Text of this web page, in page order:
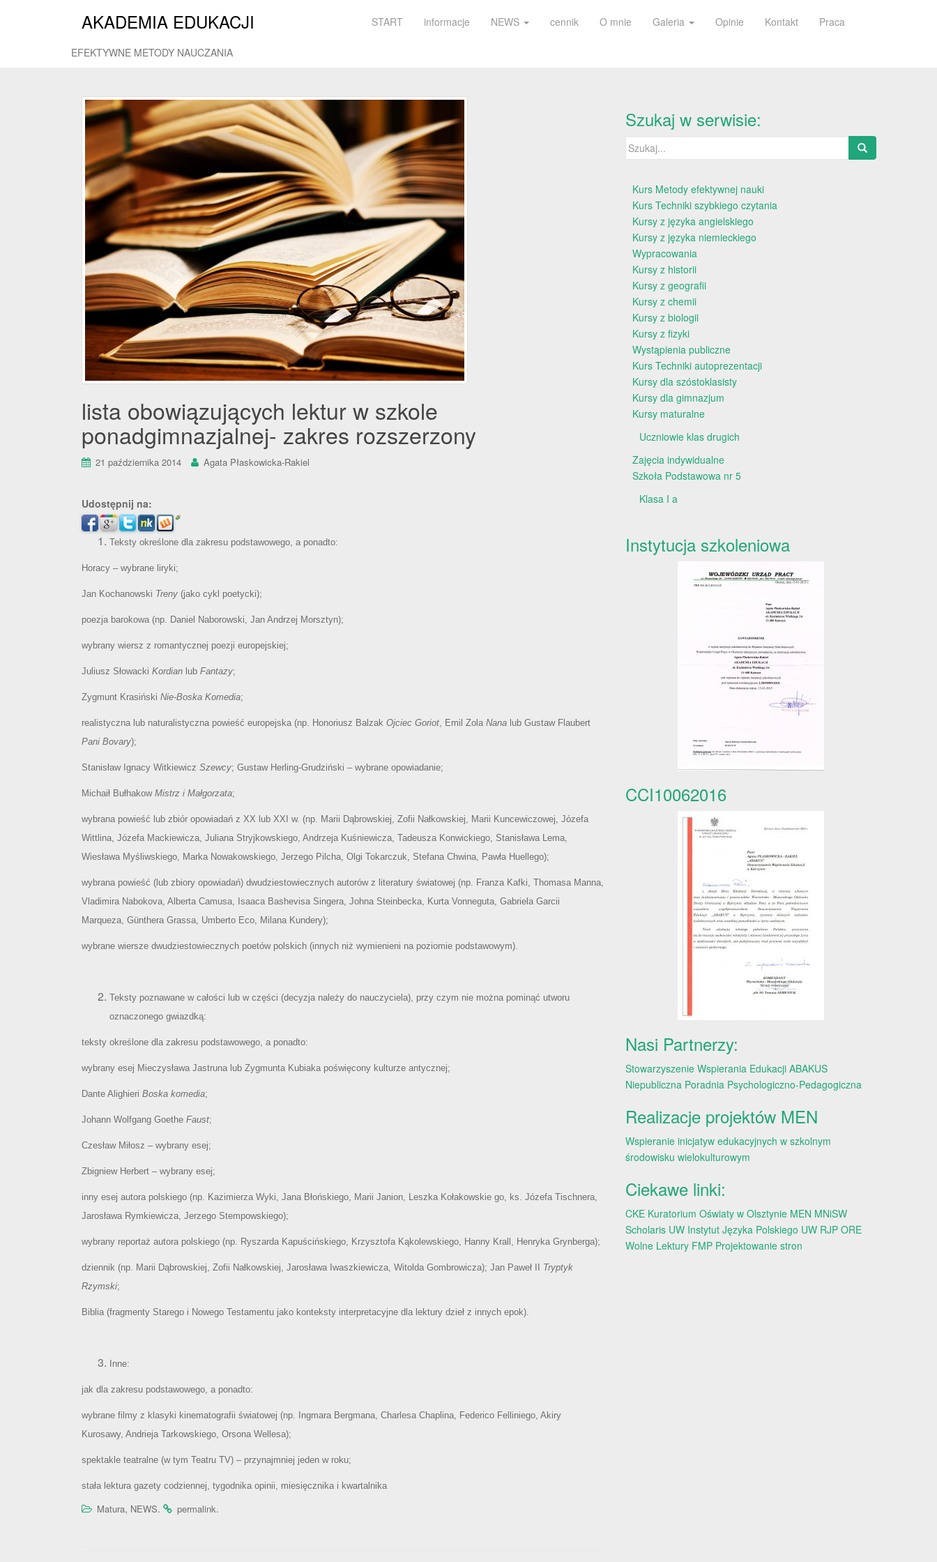
AKADEMIA EDUKACJI
EFEKTYWNE METODY NAUCZANIA
START informacje NEWS cennik O mnie Galeria Opinie Kontakt Praca
lista obowiązujących lektur w szkole
ponadgimnazjalnej- zakres rozszerzony
21 października 2014 Agata Płaskowicka-Rakiel
Udostępnij na:
Teksty określone dla zakresu podstawowego, a ponadto:
Horacy – wybrane liryki;
Jan Kochanowski Treny (jako cykl poetycki);
poezja barokowa (np. Daniel Naborowski, Jan Andrzej Morsztyn);
wybrany wiersz z romantycznej poezji europejskiej;
Juliusz Słowacki Kordian lub Fantazy;
Zygmunt Krasiński Nie-Boska Komedia;
realistyczna lub naturalistyczna powieść europejska (np. Honoriusz Balzak Ojciec Goriot, Emil Zola Nana lub Gustaw Flaubert
Pani Bovary);
Stanisław Ignacy Witkiewicz Szewcy; Gustaw Herling-Grudziński – wybrane opowiadanie;
Michaił Bułhakow Mistrz i Małgorzata;
wybrana powieść lub zbiór opowiadań z XX lub XXI w. (np. Marii Dąbrowskiej, Zofii Nałkowskiej, Marii Kuncewiczowej, Józefa
Wittlina, Józefa Mackiewicza, Juliana Stryjkowskiego, Andrzeja Kuśniewicza, Tadeusza Konwickiego, Stanisława Lema,
Wiesława Myśliwskiego, Marka Nowakowskiego, Jerzego Pilcha, Olgi Tokarczuk, Stefana Chwina, Pawła Huellego);
wybrana powieść (lub zbiory opowiadań) dwudziestowiecznych autorów z literatury światowej (np. Franza Kafki, Thomasa Manna,
Vladimira Nabokova, Alberta Camusa, Isaaca Bashevisa Singera, Johna Steinbecka, Kurta Vonneguta, Gabriela Garcii
Marqueza, Günthera Grassa, Umberto Eco, Milana Kundery);
wybrane wiersze dwudziestowiecznych poetów polskich (innych niż wymienieni na poziomie podstawowym).
Teksty poznawane w całości lub w części (decyzja należy do nauczyciela), przy czym nie można pominąć utworu
oznaczonego gwiazdką:
teksty określone dla zakresu podstawowego, a ponadto:
wybrany esej Mieczysława Jastruna lub Zygmunta Kubiaka poświęcony kulturze antycznej;
Dante Alighieri Boska komedia;
Johann Wolfgang Goethe Faust;
Czesław Miłosz – wybrany esej;
Zbigniew Herbert – wybrany esej;
inny esej autora polskiego (np. Kazimierza Wyki, Jana Błońskiego, Marii Janion, Leszka Kołakowskie go, ks. Józefa Tischnera,
Jarosława Rymkiewicza, Jerzego Stempowskiego);
wybrany reportaż autora polskiego (np. Ryszarda Kapuścińskiego, Krzysztofa Kąkolewskiego, Hanny Krall, Henryka Grynberga);
dziennik (np. Marii Dąbrowskiej, Zofii Nałkowskiej, Jarosława Iwaszkiewicza, Witolda Gombrowicza); Jan Paweł II Tryptyk
Rzymski;
Biblia (fragmenty Starego i Nowego Testamentu jako konteksty interpretacyjne dla lektury dzieł z innych epok).
Inne:
jak dla zakresu podstawowego, a ponadto:
wybrane filmy z klasyki kinematografii światowej (np. Ingmara Bergmana, Charlesa Chaplina, Federico Felliniego, Akiry
Kurosawy, Andrieja Tarkowskiego, Orsona Wellesa);
spektakle teatralne (w tym Teatru TV) – przynajmniej jeden w roku;
stała lektura gazety codziennej, tygodnika opinii, miesięcznika i kwartalnika
Matura, NEWS. permalink.
Szukaj w serwisie:
Szukaj:
Kurs Metody efektywnej nauki
Kurs Techniki szybkiego czytania
Kursy z języka angielskiego
Kursy z języka niemieckiego
Wypracowania
Kursy z historii
Kursy z geografii
Kursy z chemii
Kursy z biologii
Kursy z fizyki
Wystąpienia publiczne
Kurs Techniki autoprezentacji
Kursy dla szóstoklasisty
Kursy dla gimnazjum
Kursy maturalne
Uczniowie klas drugich
Zajęcia indywidualne
Szkoła Podstawowa nr 5
Klasa I a
Instytucja szkoleniowa
CCI10062016
Nasi Partnerzy:
Stowarzyszenie Wspierania Edukacji ABAKUS
Niepubliczna Poradnia Psychologiczno-Pedagogiczna
Realizacje projektów MEN
Wspieranie inicjatyw edukacyjnych w szkolnym
środowisku wielokulturowym
Ciekawe linki:
CKE Kuratorium Oświaty w Olsztynie MEN MNiSW
Scholaris UW Instytut Języka Polskiego UW RJP ORE
Wolne Lektury FMP Projektowanie stron